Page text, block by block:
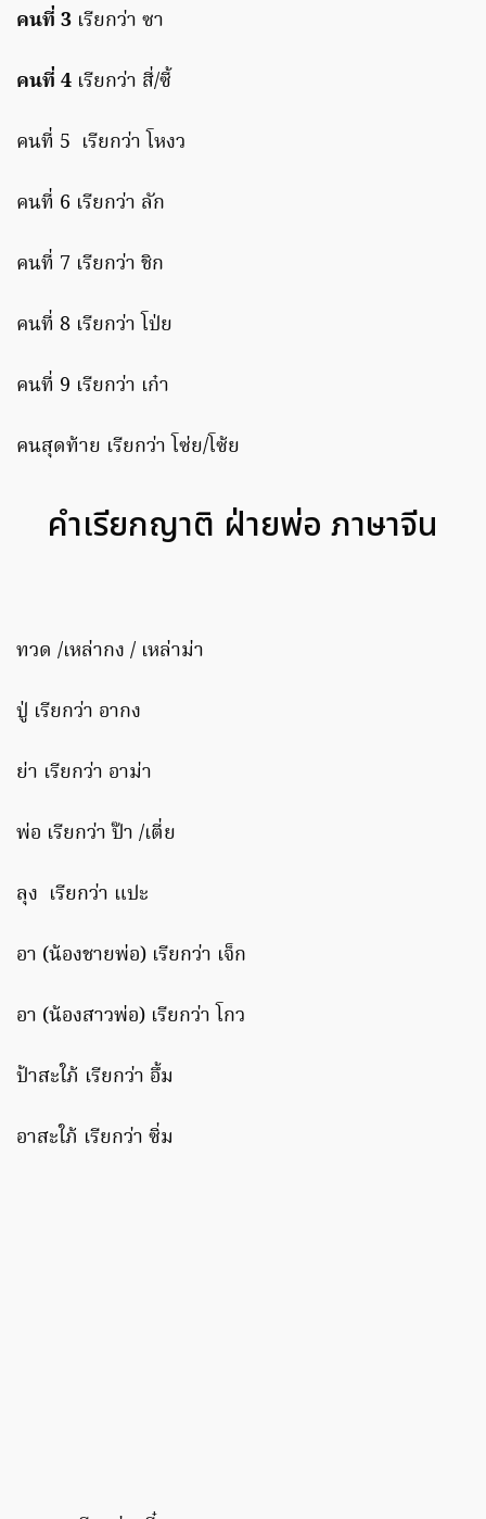
คนที่ 3 เรียกว่า ซา
คนที่ 4 เรียกว่า สี่/ซี้
คนที่ 5 เรียกว่า โหงว
คนที่ 6 เรียกว่า ลัก
คนที่ 7 เรียกว่า ชิก
คนที่ 8 เรียกว่า โป่ย
คนที่ 9 เรียกว่า เก๋า
คนสุดท้าย เรียกว่า โซ่ย/โซ้ย
คำเรียกญาติ ฝ่ายพ่อ ภาษาจีน
ทวด /เหล่ากง / เหล่าม่า
ปู่ เรียกว่า อากง
ย่า เรียกว่า อาม่า
พ่อ เรียกว่า ป๊า /เตี่ย
ลุง เรียกว่า แปะ
อา (น้องชายพ่อ) เรียกว่า เจ็ก
อา (น้องสาวพ่อ) เรียกว่า โกว
ป้าสะใภ้ เรียกว่า อึ้ม
อาสะใภ้ เรียกว่า ซิ่ม